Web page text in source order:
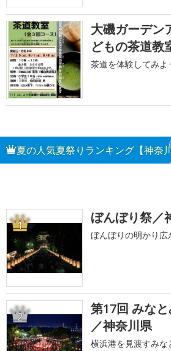
大磯ガーデ
どもの茶道教
茶道を体験してみよ
夏の人気夏祭りランキング【神奈
1 ぼんぼり祭／
ぼんぼりの明かり
2
第17回 みな
／神奈川県
横浜港を見渡すみな